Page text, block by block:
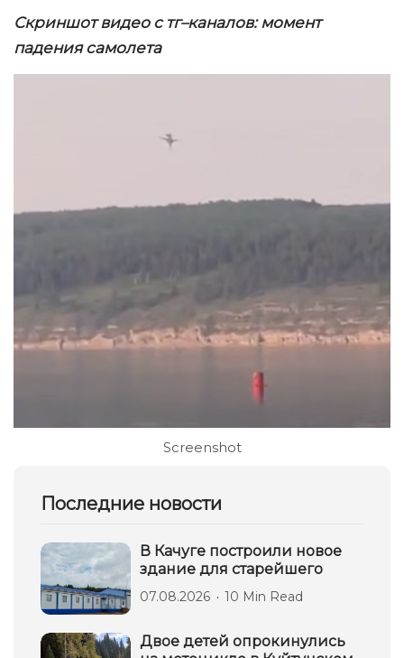
Скриншот видео с тг–каналов: момент
падения самолета
Screenshot
Последние новости
В Качуге построили новое
здание для старейшего
07.08.2026 10 Min Read
Двое детей опрокинулись